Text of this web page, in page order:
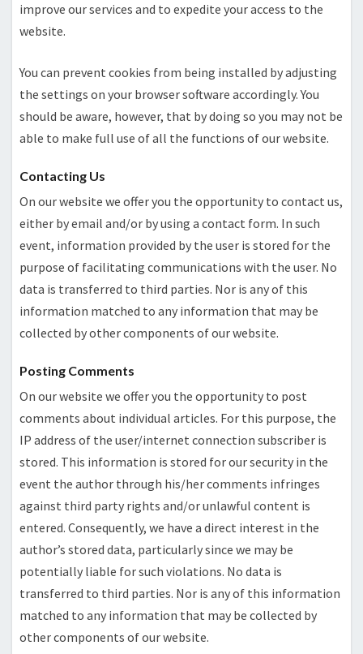
improve our services and to expedite your access to the
website.
You can prevent cookies from being installed by adjusting
the settings on your browser software accordingly. You
should be aware, however, that by doing so you may not be
able to make full use of all the functions of our website.
Contacting Us
On our website we offer you the opportunity to contact us,
either by email and/or by using a contact form. In such
event, information provided by the user is stored for the
purpose of facilitating communications with the user. No
data is transferred to third parties. Nor is any of this
information matched to any information that may be
collected by other components of our website.
Posting Comments
On our website we offer you the opportunity to post
comments about individual articles. For this purpose, the
IP address of the user/internet connection subscriber is
stored. This information is stored for our security in the
event the author through his/her comments infringes
against third party rights and/or unlawful content is
entered. Consequently, we have a direct interest in the
author’s stored data, particularly since we may be
potentially liable for such violations. No data is
transferred to third parties. Nor is any of this information
matched to any information that may be collected by
other components of our website.